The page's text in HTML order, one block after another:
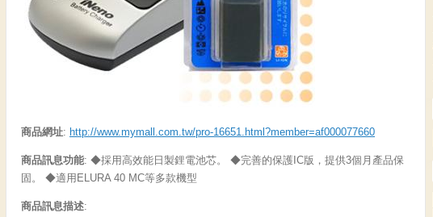
商品網址: http://www.mymall.com.tw/pro-16651.html?member=af000077660
商品訊息功能: ◆採用高效能日製鋰電池芯。 ◆完善的保護IC版，提供3個月產品保
固。 ◆適用ELURA 40 MC等多款機型
商品訊息描述: